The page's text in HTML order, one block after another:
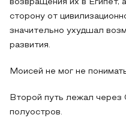
возвращения их в Египет,
сторону от
значительно ухудшал
развития.
Моисей не мог не
Второй путь лежал через
полуостров.